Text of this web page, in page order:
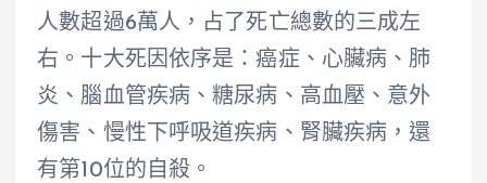
人數超過6萬人，占了死亡總數的三成左
右。十大死因依序是：癌症、心臟病、肺
炎、腦血管疾病、糖尿病、高血壓、意外
傷害、慢性下呼吸道疾病、腎臟疾病，還
有第10位的自殺。